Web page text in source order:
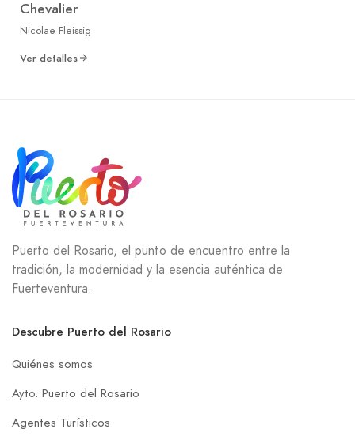
Chevalier
Nicolae Fleissig
Ver detalles
Puerto del Rosario, el punto de encuentro entre la
tradición, la modernidad y la esencia auténtica de
Fuerteventura.
Descubre Puerto del Rosario
Quiénes somos
Ayto. Puerto del Rosario
Agentes Turísticos